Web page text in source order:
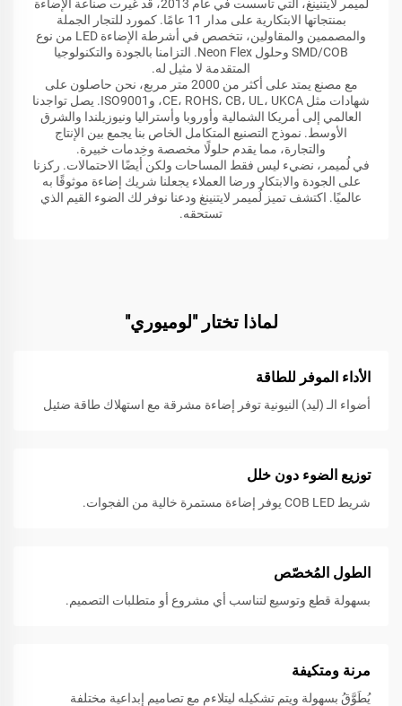
لُميمر لايتنينغ، التي تأسست في عام 2013، قد غيرت صناعة الإضاءة
بمنتجاتها الابتكارية على مدار 11 عامًا. كمورد للتجار الجملة
والمصممين والمقاولين، نتخصص في أشرطة الإضاءة LED من نوع
SMD/COB وحلول Neon Flex. التزامنا بالجودة والتكنولوجيا
المتقدمة لا مثيل له.
مع مصنع يمتد على أكثر من 2000 متر مربع، نحن حاصلون على
شهادات مثل CE، ROHS، CB، UL، UKCA، وISO9001. يصل تواجدنا
العالمي إلى أمريكا الشمالية وأوروبا وأستراليا ونيوزيلندا والشرق
الأوسط. نموذج التصنيع المتكامل الخاص بنا يجمع بين الإنتاج
والتجارة، مما يقدم حلولًا مخصصة وخِدمات خبيرة.
في لُميمر، نضيء ليس فقط المساحات ولكن أيضًا الاحتمالات. ركزنا
على الجودة والابتكار ورضا العملاء يجعلنا شريك إضاءة موثوقًا به
عالميًا. اكتشف تميز لُميمر لايتنينغ ودعنا نوفر لك الضوء القيم الذي
تستحقه.
لماذا تختار "لوميوري"
الأداء الموفر للطاقة
أضواء الـ (ليد) النيونية توفر إضاءة مشرقة مع استهلاك طاقة ضئيل
توزيع الضوء دون خلل
شريط COB LED يوفر إضاءة مستمرة خالية من الفجوات.
الطول المُخصّص
بسهولة قطع وتوسيع لتناسب أي مشروع أو متطلبات التصميم.
مرنة ومتكيفة
يُطَوَّقُ بسهولة ويتم تشكيله ليتلاءم مع تصاميمٍ إبداعية مختلفة